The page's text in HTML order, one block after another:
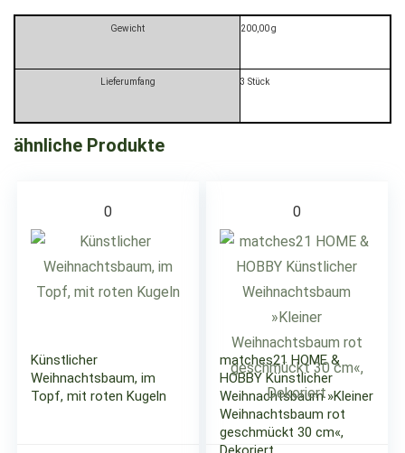
Gewicht 200,00 g
Lieferumfang 3 Stück
ähnliche Produkte
0
Künstlicher
Weihnachtsbaum, im
Topf, mit roten Kugeln
0
matches21 HOME &
HOBBY Künstlicher
Weihnachtsbaum »Kleiner
Weihnachtsbaum rot
geschmückt 30 cm«,